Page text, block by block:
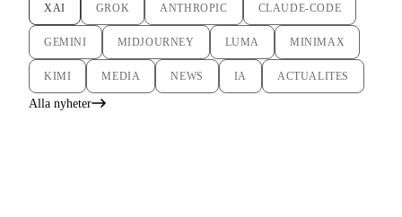
XAI GROK ANTHROPIC CLAUDE-CODE
GEMINI MIDJOURNEY LUMA MINIMAX
KIMI MEDIA NEWS IA ACTUALITES
Alla nyheter